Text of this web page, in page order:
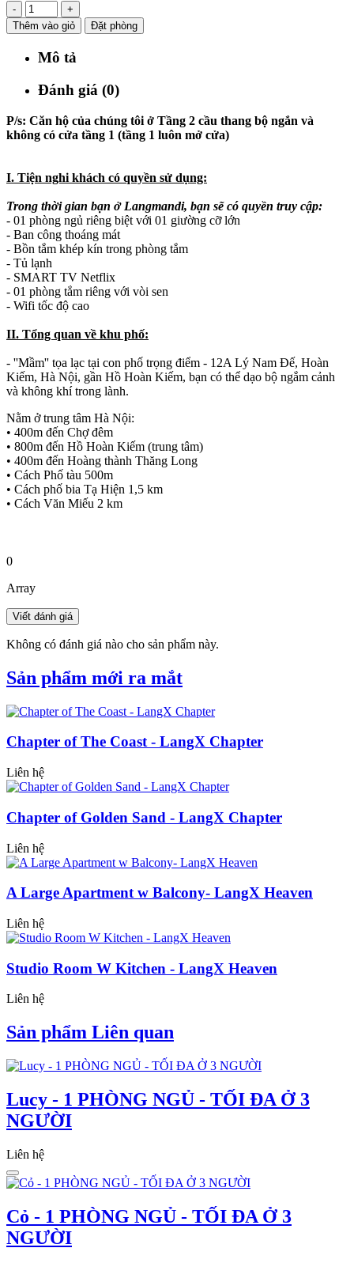
-
+
Thêm vào giỏ
Đặt phòng
Mô tả
Đánh giá (0)
P/s: Căn hộ của chúng tôi ở Tầng 2 cầu thang bộ ngắn và
không có cửa tầng 1 (tầng 1 luôn mở cửa)
I. Tiện nghi khách có quyền sử dụng:
Trong thời gian bạn ở Langmandi, bạn sẽ có quyền truy cập:
- 01 phòng ngủ riêng biệt với 01 giường cỡ lớn
- Ban công thoáng mát
- Bồn tắm khép kín trong phòng tắm
- Tủ lạnh
- SMART TV Netflix
- 01 phòng tắm riêng với vòi sen
- Wifi tốc độ cao
II. Tổng quan về khu phố:
- ''Mầm'' tọa lạc tại con phố trọng điểm - 12A Lý Nam Đế, Hoàn
Kiếm, Hà Nội, gần Hồ Hoàn Kiếm, bạn có thể dạo bộ ngắm cảnh
và không khí trong lành.
Nằm ở trung tâm Hà Nội:
• 400m đến Chợ đêm
• 800m đến Hồ Hoàn Kiếm (trung tâm)
• 400m đến Hoàng thành Thăng Long
• Cách Phố tàu 500m
• Cách phố bia Tạ Hiện 1,5 km
• Cách Văn Miếu 2 km
0
Array
Không có đánh giá nào cho sản phẩm này.
Sản phẩm mới ra mắt
Chapter of The Coast - LangX Chapter
Liên hệ
Chapter of Golden Sand - LangX Chapter
Liên hệ
A Large Apartment w Balcony- LangX Heaven
Liên hệ
Studio Room W Kitchen - LangX Heaven
Liên hệ
Sản phẩm Liên quan
Lucy - 1 PHÒNG NGỦ - TỐI ĐA Ở 3
NGƯỜI
Liên hệ
Cỏ - 1 PHÒNG NGỦ - TỐI ĐA Ở 3
NGƯỜI